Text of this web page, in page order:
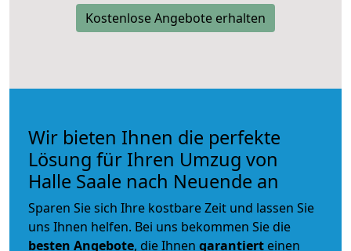
Kostenlose Angebote erhalten
Wir bieten Ihnen die perfekte
Lösung für Ihren Umzug von
Halle Saale nach Neuende an
Sparen Sie sich Ihre kostbare Zeit und lassen Sie
uns Ihnen helfen. Bei uns bekommen Sie die
besten Angebote, die Ihnen garantiert einen